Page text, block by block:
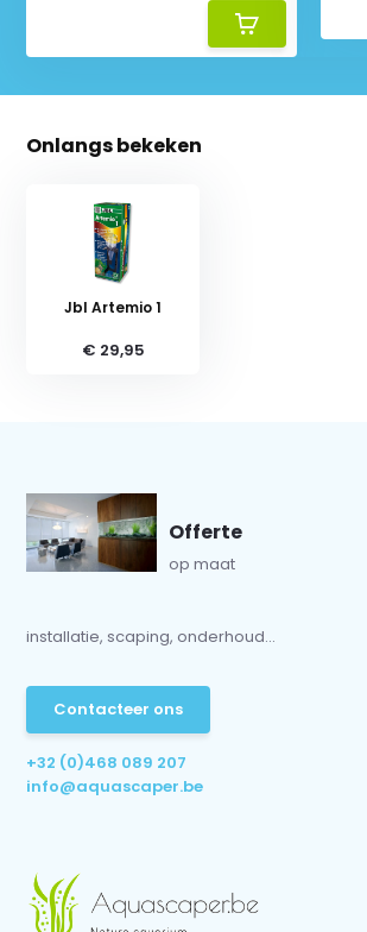
Onlangs bekeken
Jbl Artemio 1
€ 29,95
Offerte
op maat
installatie, scaping, onderhoud...
Contacteer ons
+32 (0)468 089 207
info@aquascaper.be